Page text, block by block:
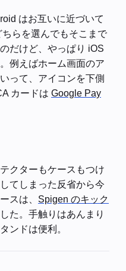
はお互いに近づいて
らを選んでもそこまで
だけど、やっぱり iOS
例えばホーム画面のア
って、アイコンを下側
カードは Google Pay
クターもケースもつけ
てしまった反省から今
スは、 Spigen のキック
た。手触りはあんまり
ンドは便利。